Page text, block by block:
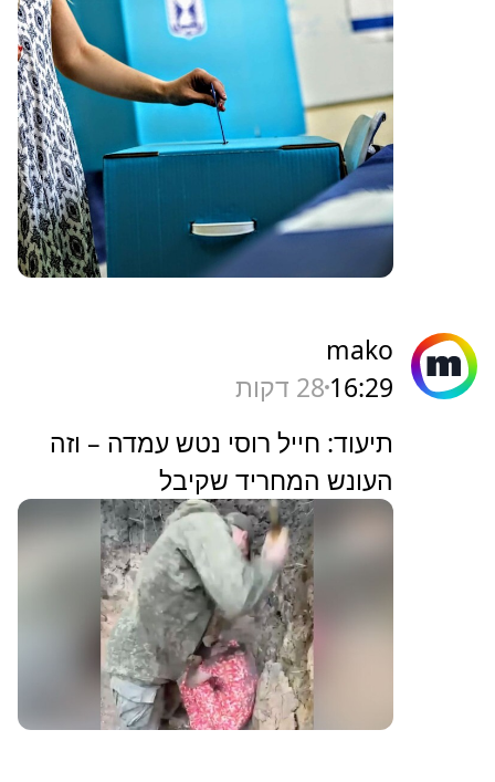
mako
16:29 28 דקות
תיעוד: חייל רוסי נטש עמדה – וזה
העונש המחריד שקיבל